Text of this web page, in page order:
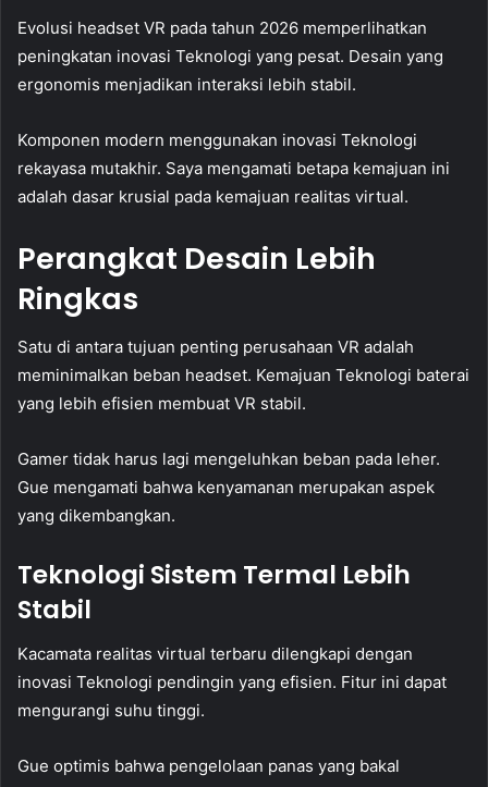
Evolusi headset VR pada tahun 2026 memperlihatkan
peningkatan inovasi Teknologi yang pesat. Desain yang
ergonomis menjadikan interaksi lebih stabil.
Komponen modern menggunakan inovasi Teknologi
rekayasa mutakhir. Saya mengamati betapa kemajuan ini
adalah dasar krusial pada kemajuan realitas virtual.
Perangkat Desain Lebih
Ringkas
Satu di antara tujuan penting perusahaan VR adalah
meminimalkan beban headset. Kemajuan Teknologi baterai
yang lebih efisien membuat VR stabil.
Gamer tidak harus lagi mengeluhkan beban pada leher.
Gue mengamati bahwa kenyamanan merupakan aspek
yang dikembangkan.
Teknologi Sistem Termal Lebih
Stabil
Kacamata realitas virtual terbaru dilengkapi dengan
inovasi Teknologi pendingin yang efisien. Fitur ini dapat
mengurangi suhu tinggi.
Gue optimis bahwa pengelolaan panas yang bakal